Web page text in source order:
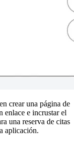
crear una página de
enlace e incrustar el
una reserva de citas
aplicación.